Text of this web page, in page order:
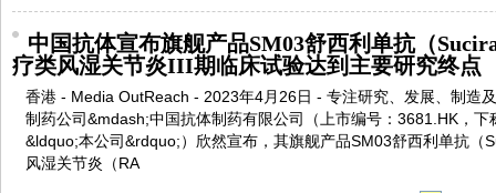
中国抗体宣布旗舰产品SM03舒西利单抗（
疗类风湿关节炎III期临床试验达到主要研究终点
香港 - Media OutReach - 2023年4月26日 - 专注研究、发展、制造
制药公司&mdash;中国抗体制药有限公司（上市编号：3681.HK，
&ldquo;本公司&rdquo;）欣然宣布，其旗舰产品SM03舒西利单抗（
风湿关节炎（RA